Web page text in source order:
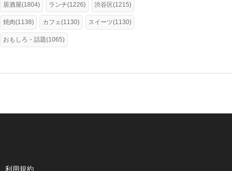
居酒屋(1804) ランチ(1226) 渋谷区(1215)
焼肉(1138) カフェ(1130) スイーツ(1130)
おもしろ・話題(1065)
利用規約